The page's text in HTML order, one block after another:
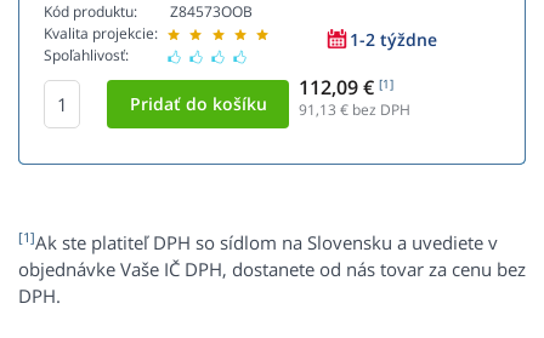
Kód produktu:
Kvalita projekcie:
Spoľahlivosť:
Z84573OOB
1-2 týždne
112,09 € [1]
91,13 € bez DPH
[1]Ak ste platiteľ DPH so sídlom na Slovensku a uvediete v
objednávke Vaše IČ DPH, dostanete od nás tovar za cenu bez
DPH.